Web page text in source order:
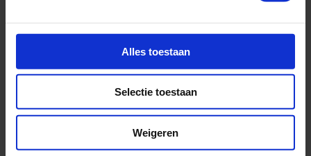
Alles toestaan
Selectie toestaan
Weigeren